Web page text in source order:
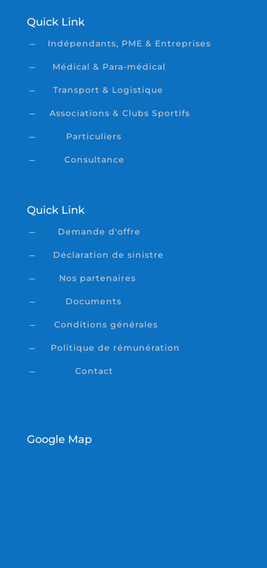
Quick Link
K Indépendants, PME & Entreprises
K Médical & Para-médical
K Transport & Logistique
K Associations & Clubs Sportifs
K Particuliers
K Consultance
Quick Link
K Demande d'offre
K Déclaration de sinistre
K Nos partenaires
K Documents
K Conditions générales
K Politique de rémunération
K Contact
Google Map